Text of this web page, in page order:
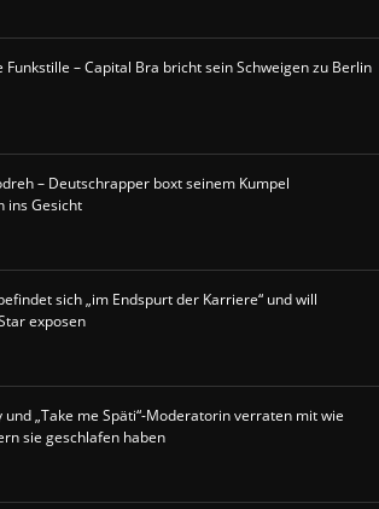
Funkstille – Capital Bra bricht sein Schweigen zu Berlin
– Deutschrapper boxt seinem Kumpel
ins Gesicht
sich „im Endspurt der Karriere“ und will
exposen
und „Take me Späti“-Moderatorin verraten mit wie
sie geschlafen haben